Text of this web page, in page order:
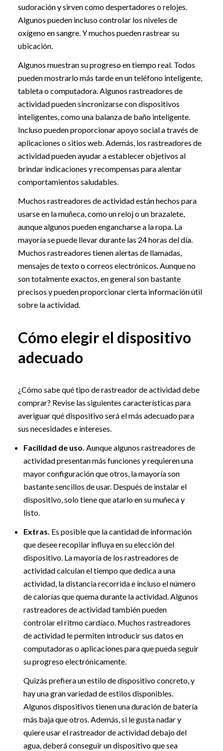
sudoración y sirven como despertadores o relojes.
Algunos pueden incluso controlar los niveles de
oxígeno en sangre. Y muchos pueden rastrear su
ubicación.
Algunos muestran su progreso en tiempo real. Todos
pueden mostrarlo más tarde en un teléfono inteligente,
tableta o computadora. Algunos rastreadores de
actividad pueden sincronizarse con dispositivos
inteligentes, como una balanza de baño inteligente.
Incluso pueden proporcionar apoyo social a través de
aplicaciones o sitios web. Además, los rastreadores de
actividad pueden ayudar a establecer objetivos al
brindar indicaciones y recompensas para alentar
comportamientos saludables.
Muchos rastreadores de actividad están hechos para
usarse en la muñeca, como un reloj o un brazalete,
aunque algunos pueden engancharse a la ropa. La
mayoría se puede llevar durante las 24 horas del día.
Muchos rastreadores tienen alertas de llamadas,
mensajes de texto o correos electrónicos. Aunque no
son totalmente exactos, en general son bastante
precisos y pueden proporcionar cierta información útil
sobre la actividad.
Cómo elegir el dispositivo
adecuado
¿Cómo sabe qué tipo de rastreador de actividad debe
comprar? Revise las siguientes características para
averiguar qué dispositivo será el más adecuado para
sus necesidades e intereses.
Facilidad de uso. Aunque algunos rastreadores de
actividad presentan más funciones y requieren una
mayor configuración que otros, la mayoría son
bastante sencillos de usar. Después de instalar el
dispositivo, solo tiene que atarlo en su muñeca y
listo.
Extras. Es posible que la cantidad de información
que desee recopilar influya en su elección del
dispositivo. La mayoría de los rastreadores de
actividad calculan el tiempo que dedica a una
actividad, la distancia recorrida e incluso el número
de calorías que quema durante la actividad. Algunos
rastreadores de actividad también pueden
controlar el ritmo cardíaco. Muchos rastreadores
de actividad le permiten introducir sus datos en
computadoras o aplicaciones para que pueda seguir
su progreso electrónicamente.
Quizás prefiera un estilo de dispositivo concreto, y
hay una gran variedad de estilos disponibles.
Algunos dispositivos tienen una duración de batería
más baja que otros. Además, si le gusta nadar y
quiere usar el rastreador de actividad debajo del
agua, deberá conseguir un dispositivo que sea